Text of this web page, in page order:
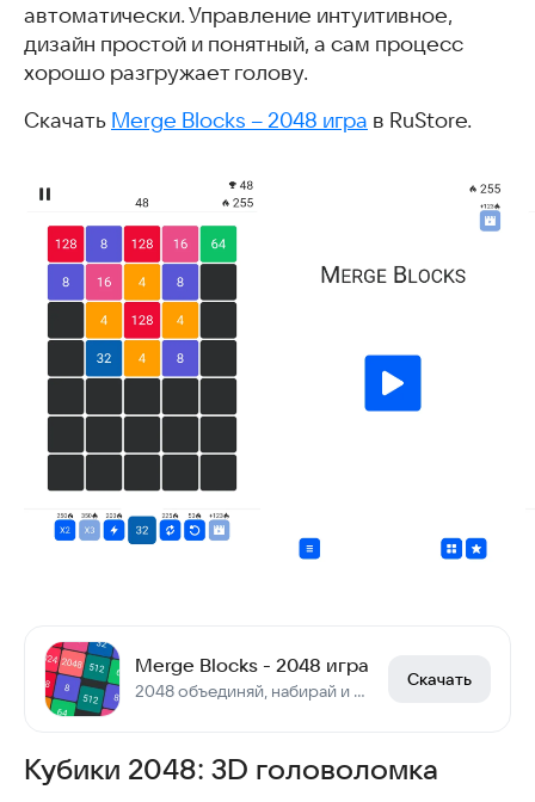
автоматически. Управление интуитивное,
дизайн простой и понятный, а сам процесс
хорошо разгружает голову.
Скачать Merge Blocks – 2048 игра в RuStore.
Merge Blocks - 2048 игра
2048 объединяй, набирай и побеждай
Скачать
Кубики 2048: 3D головоломка